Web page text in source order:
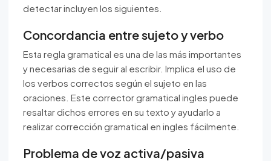
detectar incluyen los siguientes.
Concordancia entre sujeto y verbo
Esta regla gramatical es una de las más importantes
y necesarias de seguir al escribir. Implica el uso de
los verbos correctos según el sujeto en las
oraciones. Este corrector gramatical ingles puede
resaltar dichos errores en su texto y ayudarlo a
realizar corrección gramatical en ingles fácilmente.
Problema de voz activa/pasiva